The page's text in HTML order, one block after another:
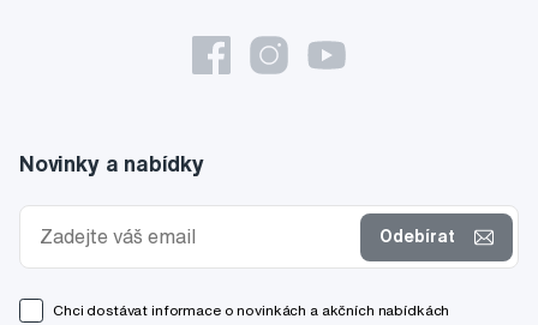
Novinky a nabídky
Odebírat
Chci dostávat informace o novinkách a akčních nabídkách